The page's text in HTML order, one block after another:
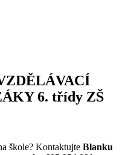
6. třídy ZŠ
škole? Kontaktujte Blanku